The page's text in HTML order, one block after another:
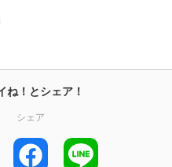
ね！とシェア！
シェア